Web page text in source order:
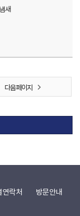
새
다음 페이지
락처
방문안내